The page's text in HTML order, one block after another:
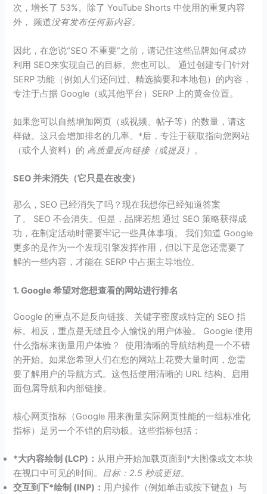
次，增长了 53%。除了 YouTube Shorts 中使用的重复内容
外， 频道没有发布任何新内容。
因此，在您说“SEO 不重要”之前，请记住这些品牌如何成功
利用 SEO来实现自己的目标。您也可以。 通过创建专门针对
SERP 功能（例如人们还问过、精选摘要和本地包）的内容，
专注于占据 Google（或其他平台）SERP 上的黄金位置。
如果您可以自然增加网页（或视频、帖子等）的数量，请这
样做。这只会增加排名的几率。*后，专注于获取指向您网站
（或个人资料）的 高质量反向链接（或提及）。
SEO 并未消失（它只是在改变）
那么，SEO 已经消失了吗？现在我想你已经知道答案
了。 SEO 不会消失。但是，品牌若想 通过 SEO 策略获得成
功，在制定活动时需要牢记一些具体事项。 我们知道 Google
更多的是作为一个发现引擎发挥作用，但以下是您还需要了
解的一些内容，才能在 SERP 中占据主导地位。
1. Google 希望对您想查看的网站进行排名
Google 的重点不是反向链接、关键字密度或特定的 SEO 指
标。相反，重点是无缝且令人愉悦的用户体验。 Google 使用
什么指标来衡量用户体验？ 使用清晰的导航结构是一个不错
的开始。如果您希望人们在您的网站上花费大量时间，您需
要了解用户的导航方式。这包括使用清晰的 URL 结构、启用
面包屑导航和内部链接。
核心网页指标（Google 用来衡量实际网页性能的一组标准化
指标）是另一个不错的启动板。这些指标包括：
*大内容绘制 (LCP)： 从用户开始加载页面到*大图像或文本块
在视口中可见的时间。 目标：2.5 秒或更短。
交互到下*绘制 (INP)： 用户操作（例如单击或按下键盘）与